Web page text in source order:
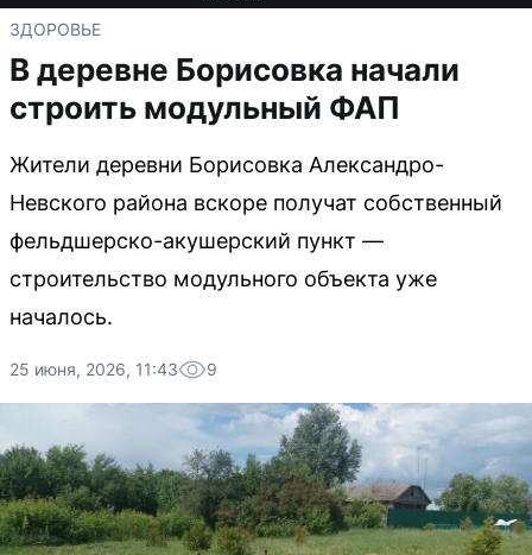
ЗДОРОВЬЕ
В деревне Борисовка начали
строить модульный ФАП
Жители деревни Борисовка Александро-
Невского района вскоре получат собственный
фельдшерско-акушерский пункт —
строительство модульного объекта уже
началось.
25 июня, 2026, 11:43 9